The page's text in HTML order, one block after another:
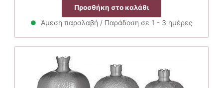
Προσθήκη στο καλάθι
Άμεση παραλαβή / Παράδοση σε 1 - 3 ημέρες